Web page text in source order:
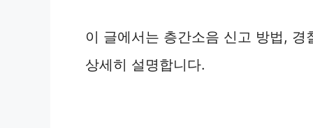
이 글에서는 층간소음 신고 방법,
상세히 설명합니다.